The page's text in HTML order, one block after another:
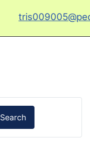
Search